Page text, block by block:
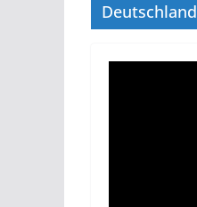
Deutschland